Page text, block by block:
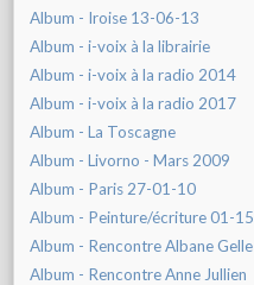
Album - Iroise 13-06-13
Album - i-voix à la librairie
Album - i-voix à la radio 2014
Album - i-voix à la radio 2017
Album - La Toscagne
Album - Livorno - Mars 2009
Album - Paris 27-01-10
Album - Peinture/écriture 01-15
Album - Rencontre Albane Gelle
Album - Rencontre Anne Jullien